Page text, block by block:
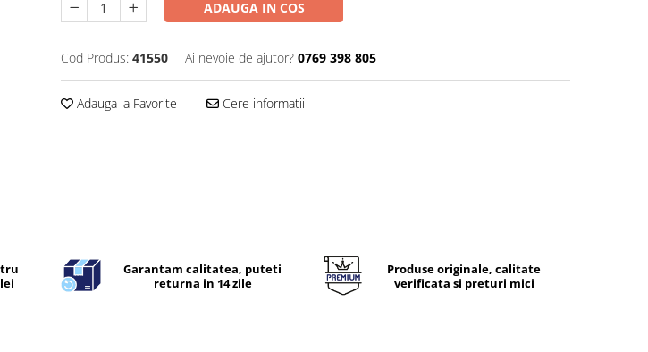
ADAUGA IN COS
Cod Produs: 41550 Ai nevoie de ajutor? 0769 398 805
Adauga la Favorite Cere informatii
Garantam calitatea, puteti
returna in 14 zile
Produse originale, calitate
verificata si preturi mici